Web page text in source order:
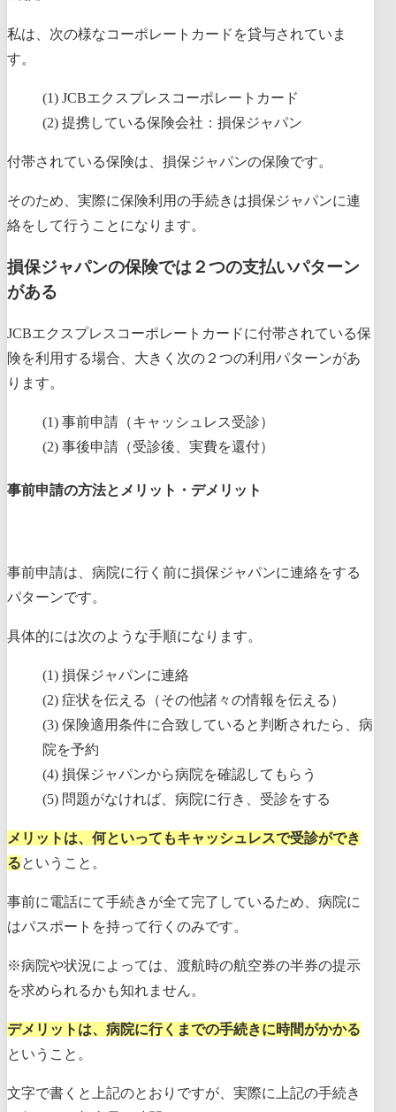
私は、次の様なコーポレートカードを貸与されていま
す。
JCBエクスプレスコーポレートカード
提携している保険会社：損保ジャパン
付帯されている保険は、損保ジャパンの保険です。
そのため、実際に保険利用の手続きは損保ジャパンに連
絡をして行うことになります。
損保ジャパンの保険では２つの支払いパターン
がある
JCBエクスプレスコーポレートカードに付帯されている保
険を利用する場合、大きく次の２つの利用パターンがあ
ります。
事前申請（キャッシュレス受診）
事後申請（受診後、実費を還付）
事前申請の方法とメリット・デメリット
事前申請は、病院に行く前に損保ジャパンに連絡をする
パターンです。
具体的には次のような手順になります。
損保ジャパンに連絡
症状を伝える（その他諸々の情報を伝える）
保険適用条件に合致していると判断されたら、病
院を予約
損保ジャパンから病院を確認してもらう
問題がなければ、病院に行き、受診をする
メリットは、何といってもキャッシュレスで受診ができ
るということ。
事前に電話にて手続きが全て完了しているため、病院に
はパスポートを持って行くのみです。
※病院や状況によっては、渡航時の航空券の半券の提示
を求められるかも知れません。
デメリットは、病院に行くまでの手続きに時間がかかる
ということ。
文字で書くと上記のとおりですが、実際に上記の手続き